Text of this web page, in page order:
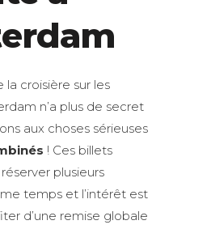
croisière sur les
n’a plus de secret
aux choses sérieuses
! Ces billets
plusieurs
temps et l’intérêt est
d’une remise globale